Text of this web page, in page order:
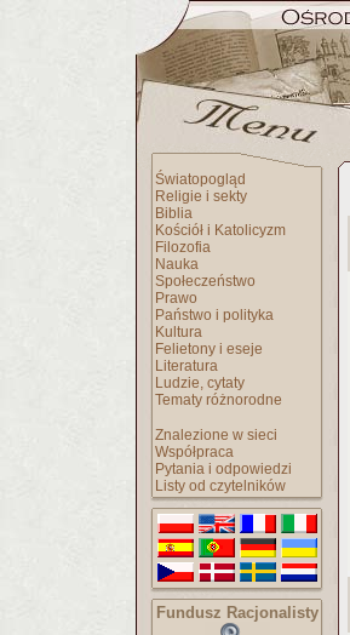
Światopogląd
Religie i sekty
Biblia
Kościół i Katolicyzm
Filozofia
Nauka
Społeczeństwo
Prawo
Państwo i polityka
Kultura
Felietony i eseje
Literatura
Ludzie, cytaty
Tematy różnorodne
Znalezione w sieci
Współpraca
Pytania i odpowiedzi
Listy od czytelników
Fundusz Racjonalisty